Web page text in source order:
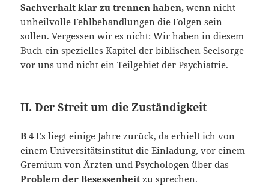
Sachverhalt klar zu trennen haben, wenn nicht
unheilvolle Fehlbehandlungen die Folgen sein
sollen. Vergessen wir es nicht: Wir haben in diesem
Buch ein spezielles Kapitel der biblischen Seelsorge
vor uns und nicht ein Teilgebiet der Psychiatrie.
II. Der Streit um die Zuständigkeit
B 4 Es liegt einige Jahre zurück, da erhielt ich von
einem Universitätsinstitut die Einladung, vor einem
Gremium von Ärzten und Psychologen über das
Problem der Besessenheit zu sprechen.